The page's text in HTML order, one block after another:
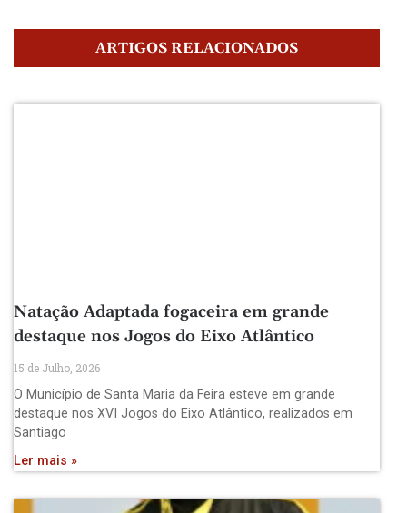
ARTIGOS RELACIONADOS
Natação Adaptada fogaceira em grande
destaque nos Jogos do Eixo Atlântico
15 de Julho, 2026
O Município de Santa Maria da Feira esteve em grande
destaque nos XVI Jogos do Eixo Atlântico, realizados em
Santiago
Ler mais »